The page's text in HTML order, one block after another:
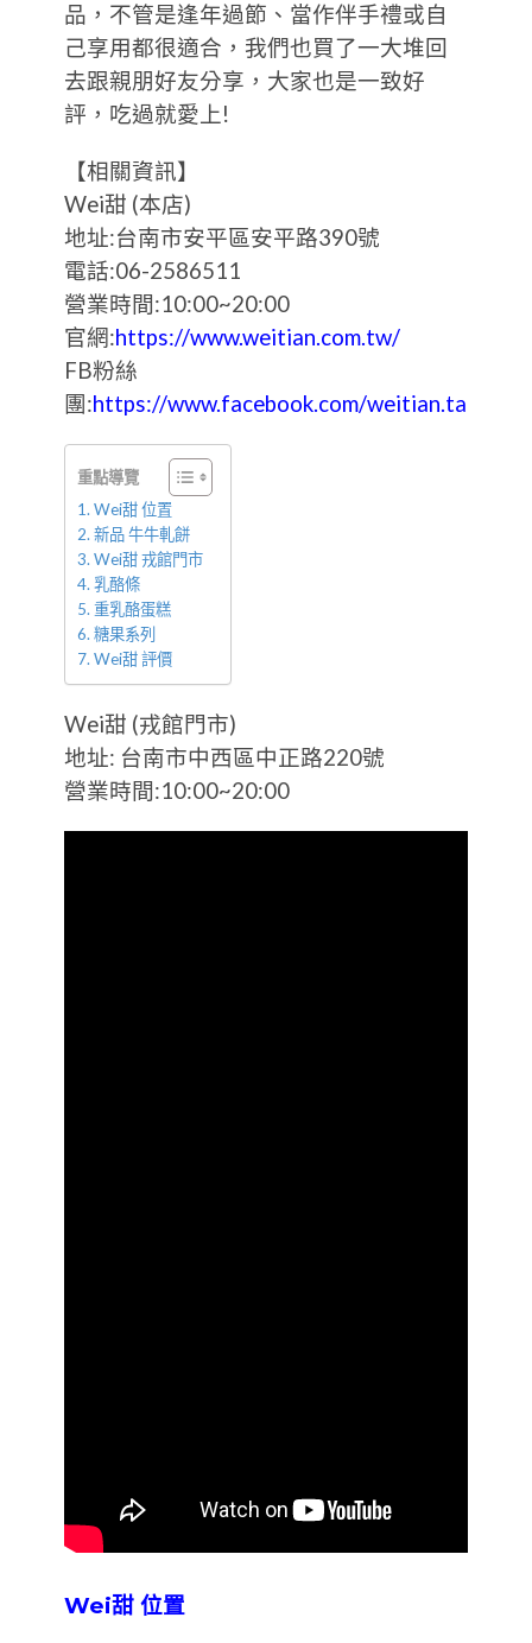
品，不管是逢年過節、當作伴手禮或自
己享用都很適合，我們也買了一大堆回
去跟親朋好友分享，大家也是一致好
評，吃過就愛上!
【相關資訊】
Wei甜 (本店)
地址:台南市安平區安平路390號
電話:06-2586511
營業時間:10:00~20:00
官網:https://www.weitian.com.tw/
FB粉絲
團:https://www.facebook.com/weitian.tainan
重點導覽
Wei甜 位置
新品 牛牛軋餅
Wei甜 戎館門市
乳酪條
重乳酪蛋糕
糖果系列
Wei甜 評價
Wei甜 (戎館門市)
地址: 台南市中西區中正路220號
營業時間:10:00~20:00
Wei甜 位置